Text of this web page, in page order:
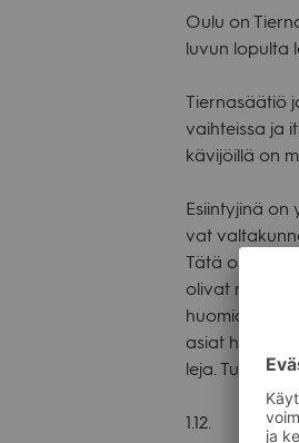
Oulu on
luvun lopulta
Tier­na­sää­tiö
vaih­teissa ja
kävi­jöillä on
Esiin­ty­jinä on
vat
Tätä osoit­taa
oli­vat
huo­mioita
asiat hyvin.
leja.
1.12.